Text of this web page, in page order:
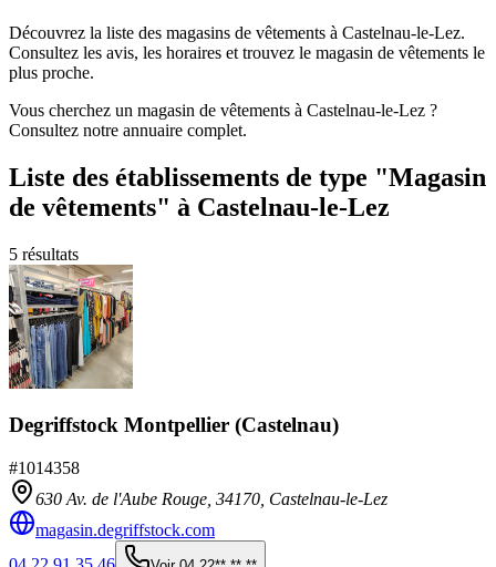
Découvrez la liste des magasins de vêtements à Castelnau-le-Lez.
Consultez les avis, les horaires et trouvez le magasin de vêtements le
plus proche.
Vous cherchez un magasin de vêtements à Castelnau-le-Lez ?
Consultez notre annuaire complet.
Liste des établissements de type "Magasin
de vêtements" à Castelnau-le-Lez
5 résultats
Degriffstock Montpellier (Castelnau)
#1014358
630 Av. de l'Aube Rouge, 34170 Castelnau-le-Lez
magasin.degriffstock.com